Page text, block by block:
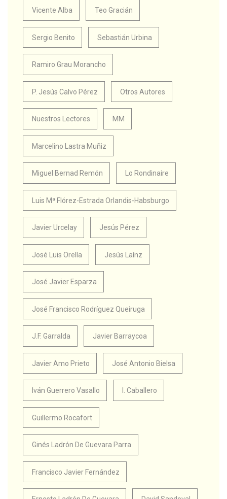
Vicente Alba Teo Gracián
Sergio Benito Sebastián Urbina
Ramiro Grau Morancho
P. Jesús Calvo Pérez Otros Autores
Nuestros Lectores MM
Marcelino Lastra Muñiz
Miguel Bernad Remón Lo Rondinaire
Luis Mª Flórez-Estrada Orlandis-Habsburgo
Javier Urcelay Jesús Pérez
José Luis Orella Jesús Laínz
José Javier Esparza
José Francisco Rodríguez Queiruga
J.F. Garralda Javier Barraycoa
Javier Amo Prieto José Antonio Bielsa
Iván Guerrero Vasallo I. Caballero
Guillermo Rocafort
Ginés Ladrón De Guevara Parra
Francisco Javier Fernández